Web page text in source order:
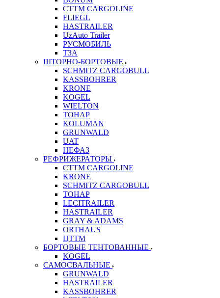
CTTM CARGOLINE
FLIEGL
HASTRAILER
UzAuto Trailer
РУСМОБИЛЬ
ТЗА
ШТОРНО-БОРТОВЫЕ
SCHMITZ CARGOBULL
KASSBOHRER
KRONE
KOGEL
WIELTON
ТОНАР
KOLUMAN
GRUNWALD
UAT
НЕФАЗ
РЕФРИЖЕРАТОРЫ
CTTM CARGOLINE
KRONE
SCHMITZ CARGOBULL
ТОНАР
LECITRAILER
HASTRAILER
GRAY & ADAMS
ORTHAUS
ЦТТМ
БОРТОВЫЕ ТЕНТОВАННЫЕ
KOGEL
САМОСВАЛЬНЫЕ
GRUNWALD
HASTRAILER
KASSBOHRER